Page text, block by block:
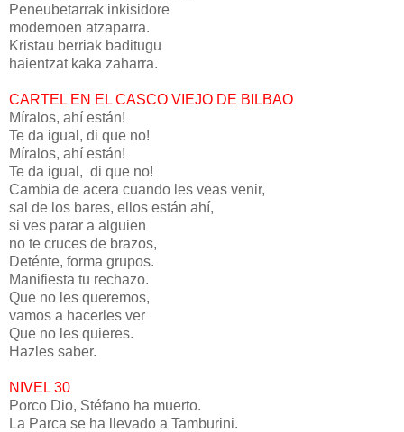
Peneubetarrak inkisidore
modernoen atzaparra.
Kristau berriak baditugu
haientzat kaka zaharra.
CARTEL EN EL CASCO VIEJO DE BILBAO
Míralos, ahí están!
Te da igual, di que no!
Míralos, ahí están!
Te da igual, ­ di que no!
Cambia de acera cuando les veas venir,
sal de los bares, ellos están ahí,
si ves parar a alguien
no te cruces de brazos,
Deténte, forma grupos.
Manifiesta tu rechazo.
Que no les queremos,
vamos a hacerles ver
Que no les quieres.
Hazles saber.
NIVEL 30
Porco Dio, Stéfano ha muerto.
La Parca se ha llevado a Tamburini.